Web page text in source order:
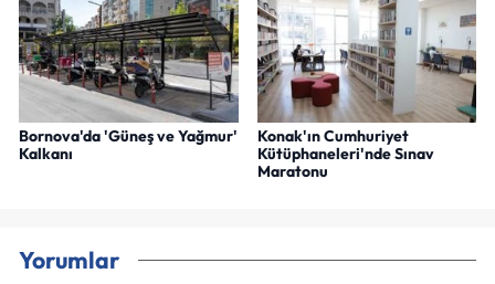
Bornova'da 'Güneş ve Yağmur'
Kalkanı
Konak'ın Cumhuriyet
Kütüphaneleri'nde Sınav
Maratonu
Yorumlar